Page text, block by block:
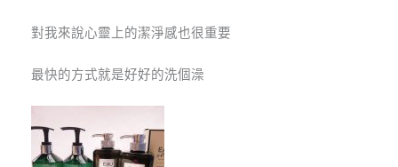
對我來說心靈上的潔淨感也很重要
最快的方式就是好好的洗個澡